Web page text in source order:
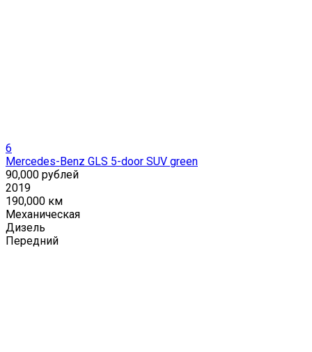
6
Mercedes-Benz GLS 5-door SUV green
90,000 рублей
2019
190,000 км
Механическая
Дизель
Передний